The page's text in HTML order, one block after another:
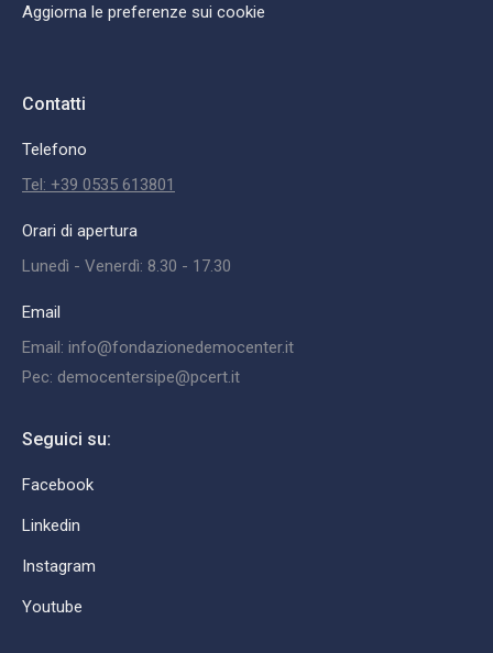
Aggiorna le preferenze sui cookie
Contatti
Telefono
Tel: +39 0535 613801
Orari di apertura
Lunedì - Venerdì: 8.30 - 17.30
Email
Email: info@fondazionedemocenter.it
Pec: democentersipe@pcert.it
Seguici su:
Facebook
Linkedin
Instagram
Youtube